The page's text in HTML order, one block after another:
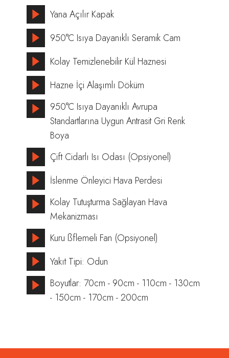
Yana Açılır Kapak
950°C Isıya Dayanıklı Seramik Cam
Kolay Temizlenebilir Kül Haznesi
Hazne İçi Alaşımlı Döküm
950°C Isıya Dayanıklı Avrupa
Standartlarına Uygun Antrasit Gri Renk
Boya
Çift Cidarlı Isı Odası (Opsiyonel)
İslenme Önleyici Hava Perdesi
Kolay Tutuşturma Sağlayan Hava
Mekanizması
Kuru ßflemeli Fan (Opsiyonel)
Yakıt Tipi: Odun
Boyutlar: 70cm - 90cm - 110cm - 130cm
- 150cm - 170cm - 200cm